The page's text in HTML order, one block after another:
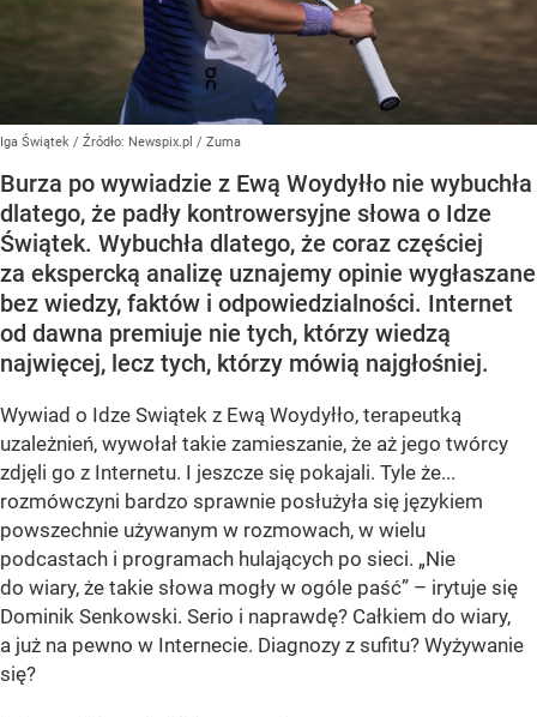
Iga Świątek / Źródło: Newspix.pl / Zuma
Burza po wywiadzie z Ewą Woydyłło nie wybuchła
dlatego, że padły kontrowersyjne słowa o Idze
Świątek. Wybuchła dlatego, że coraz częściej
za ekspercką analizę uznajemy opinie wygłaszane
bez wiedzy, faktów i odpowiedzialności. Internet
od dawna premiuje nie tych, którzy wiedzą
najwięcej, lecz tych, którzy mówią najgłośniej.
Wywiad o Idze Swiątek z Ewą Woydyłło, terapeutką
uzależnień, wywołał takie zamieszanie, że aż jego twórcy
zdjęli go z Internetu. I jeszcze się pokajali. Tyle że...
rozmówczyni bardzo sprawnie posłużyła się językiem
powszechnie używanym w rozmowach, w wielu
podcastach i programach hulających po sieci. „Nie
do wiary, że takie słowa mogły w ogóle paść” – irytuje się
Dominik Senkowski. Serio i naprawdę? Całkiem do wiary,
a już na pewno w Internecie. Diagnozy z sufitu? Wyżywanie
się?